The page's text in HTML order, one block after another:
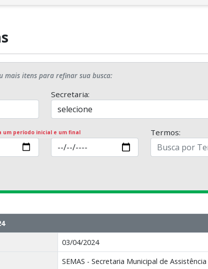
mais itens para refinar sua busca:
Secretaria:
um período inicial e um final Termos:
03/04/2024
SEMAS - Secretaria Municipal de Assistência